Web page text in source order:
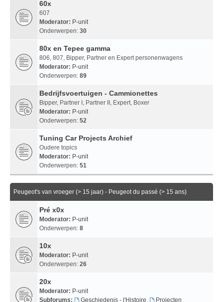
60x
607
Moderator: P-unit
Onderwerpen: 30
80x en Tepee gamma
806, 807, Bipper, Partner en Expert personenwagens
Moderator: P-unit
Onderwerpen: 89
Bedrijfsvoertuigen - Cammionettes
Bipper, Partner I, Partner II, Expert, Boxer
Moderator: P-unit
Onderwerpen: 52
Tuning Car Projects Archief
Oudere topics
Moderator: P-unit
Onderwerpen: 51
Peugeot's van vroeger (> 15 jaar) - Peugeot du passé (> 15 ans)
Pré x0x
Moderator: P-unit
Onderwerpen: 8
10x
Moderator: P-unit
Onderwerpen: 26
20x
Moderator: P-unit
Subforums:
Geschiedenis - l'Histoire,
Projecten